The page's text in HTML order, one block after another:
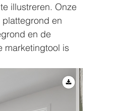
illustreren. Onze
en
en de
marketingtool is